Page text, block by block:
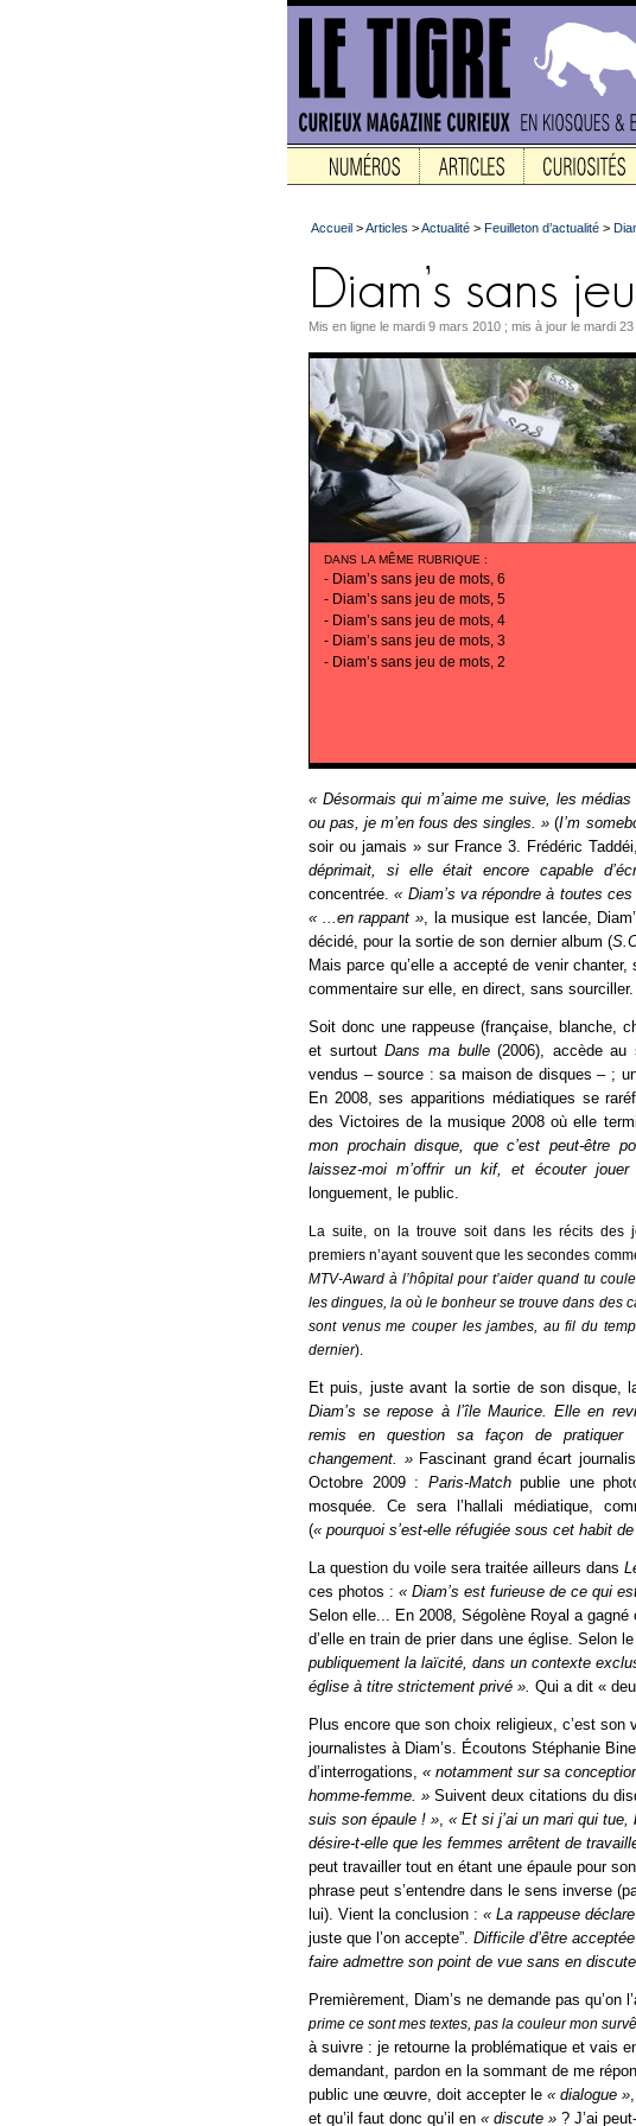
Accueil >Articles >Actualité > Feuilleton d’actualité >
Mis en ligne le mardi 9 mars 2010 ; mis à jour le mardi 23
DANS LA MÊME RUBRIQUE :
- Diam’s sans jeu de mots, 6
- Diam’s sans jeu de mots, 5
- Diam’s sans jeu de mots, 4
- Diam’s sans jeu de mots, 3
- Diam’s sans jeu de mots, 2
« Désormais qui m’aime me suive, les
ou pas, je m’en fous des singles. »(I’m
soir ou jamais » sur France 3. Frédéric
déprimait, si elle était encore capable
concentrée.« Diam’s va répondre à toutes
« ...en rappant », la musique est lancée,
décidé, pour la sortie de son dernier album (
Mais parce qu’elle a accepté de venir
commentaire sur elle, en direct, sans sourciller.
Soit donc une rappeuse (française, blanche,
et surtoutDans ma bulle(2006), accède au
vendus – source : sa maison de disques – ;
En 2008, ses apparitions médiatiques se
des Victoires de la musique 2008 où elle
mon prochain disque, que c’est peut-être
laissez-moi m’offrir un kif, et écouter
longuement, le public.
La suite, on la trouve soit dans les récits des
premiers n’ayant souvent que les secondes
MTV-Award à l’hôpital pour t’aider quand tu
les dingues, la où le bonheur se trouve dans des
sont venus me couper les jambes, au fil du
dernier).
Et puis, juste avant la sortie de son disque,
Diam’s se repose à l’île Maurice. Elle en
remis en question sa façon de
changement. » Fascinant grand écart
Octobre 2009 : Paris-Matchpublie une
mosquée. Ce sera l’hallali médiatique,
(« pourquoi s’est-elle réfugiée sous cet habit
La question du voile sera traitée ailleurs dans
ces photos : « Diam’s est furieuse de ce qui
Selon elle... En 2008, Ségolène Royal a gagné
d’elle en train de prier dans une église. Selon
publiquement la laïcité, dans un contexte
église à titre strictement privé ». Qui a dit «
Plus encore que son choix religieux, c’est
journalistes à Diam’s. Écoutons Stéphanie
d’interrogations, « notamment sur sa
homme-femme. » Suivent deux citations du
suis son épaule ! », « Et si j’ai un mari qui tue,
désire-t-elle que les femmes arrêtent de
peut travailler tout en étant une épaule pour
phrase peut s’entendre dans le sens inverse
lui). Vient la conclusion : « La rappeuse
juste que l’on accepte”. Difficile d’être
faire admettre son point de vue sans en
Premièrement, Diam’s ne demande pas qu’on
prime ce sont mes textes, pas la couleur mon
à suivre : je retourne la problématique et vais
demandant, pardon en la sommant de me
public une œuvre, doit accepter le « dialogue »
et qu’il faut donc qu’il en « discute » ? J’ai